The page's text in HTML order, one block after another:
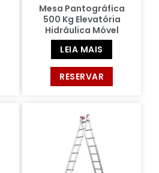
Mesa Pantográfica
500 Kg Elevatória
Hidráulica Móvel
LEIA MAIS
RESERVAR